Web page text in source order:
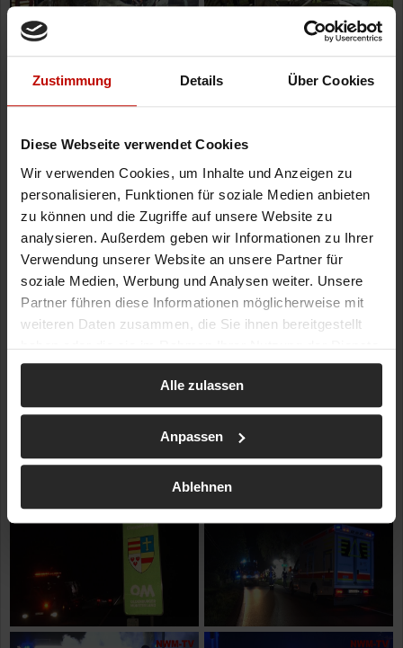
Zustimmung Details Über Cookies
Diese Webseite verwendet Cookies
Wir verwenden Cookies, um Inhalte und Anzeigen zu
personalisieren, Funktionen für soziale Medien anbieten
zu können und die Zugriffe auf unsere Website zu
analysieren. Außerdem geben wir Informationen zu Ihrer
Verwendung unserer Website an unsere Partner für
soziale Medien, Werbung und Analysen weiter. Unsere
Partner führen diese Informationen möglicherweise mit
weiteren Daten zusammen, die Sie ihnen bereitgestellt
haben oder die sie im Rahmen Ihrer Nutzung der Dienste
gesammelt haben.
Alle zulassen
Anpassen
Ablehnen